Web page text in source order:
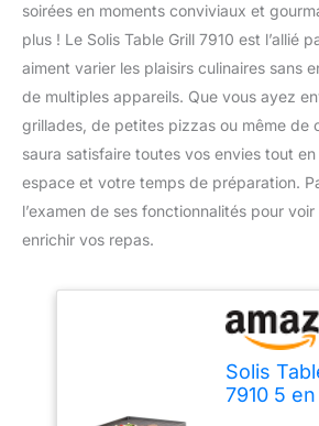
soirées en moments conviviaux et
plus ! Le Solis Table Grill 7910 est l’allié
aiment varier les plaisirs culinaires sans
de multiples appareils. Que vous ayez
grillades, de petites pizzas ou même de
saura satisfaire toutes vos envies tout
espace et votre temps de préparation.
l’examen de ses fonctionnalités pour
enrichir vos repas.
Solis
7910 5